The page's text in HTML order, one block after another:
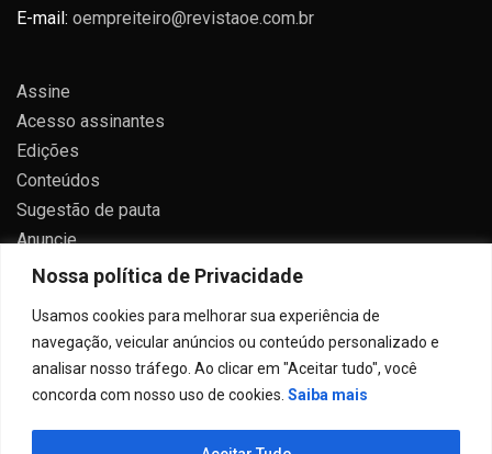
Nossa política de Privacidade
Usamos cookies para melhorar sua experiência de
navegação, veicular anúncios ou conteúdo personalizado e
analisar nosso tráfego. Ao clicar em "Aceitar tudo", você
concorda com nosso uso de cookies. Saiba mais
E-mail: oempreiteiro@revistaoe.com.br
Assine
Acesso assinantes
Edições
Conteúdos
Sugestão de pauta
Anuncie
Contato
Todos direitos reservados 2024.